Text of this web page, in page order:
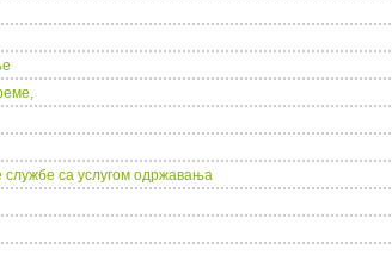
са услугом одржавања